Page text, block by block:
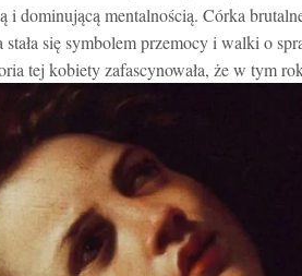
i dominującą mentalnością. Córka
się symbolem przemocy i walki o
tej kobiety zafascynowała, że w tym